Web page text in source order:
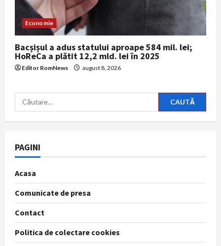
Economie
Bacșișul a adus statului aproape 584 mil. lei;
HoReCa a plătit 12,2 mld. lei în 2025
Editor RomNews august 8, 2026
Caută
după:
PAGINI
Acasa
Comunicate de presa
Contact
Politica de colectare cookies